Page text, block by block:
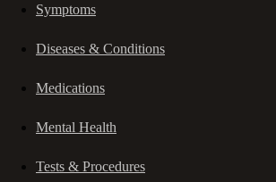
Symptoms
Diseases & Conditions
Medications
Mental Health
Tests & Procedures